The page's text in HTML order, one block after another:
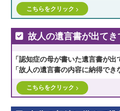
こちらをクリック
故人の遺言書が出て
「認知症の母が書いた遺言書が出
「故人の遺言書の内容に納得でき
こちらをクリック